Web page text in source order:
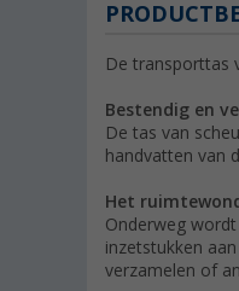
De transporttas
Bestendig en
De tas van
handvatten van
Het
Onderweg
inzetstukken
verzamelen of